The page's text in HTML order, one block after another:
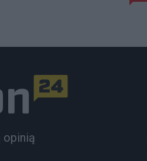
opinią